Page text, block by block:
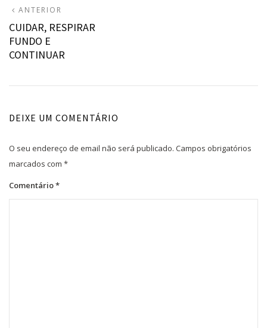
Navegação
de
artigos
ANTERIOR
ANTERIOR:
CUIDAR, RESPIRAR
FUNDO E
CONTINUAR
DEIXE UM COMENTÁRIO
O seu endereço de email não será publicado. Campos obrigatórios
marcados com *
Comentário*